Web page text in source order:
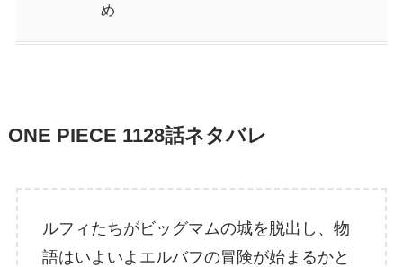
め
ONE PIECE 1128話ネタバレ
ルフィたちがビッグマムの城を脱出し、物
語はいよいよエルバフの冒険が始まるかと